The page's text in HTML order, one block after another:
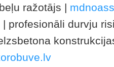
ražotājs |
| profesionāli durvju